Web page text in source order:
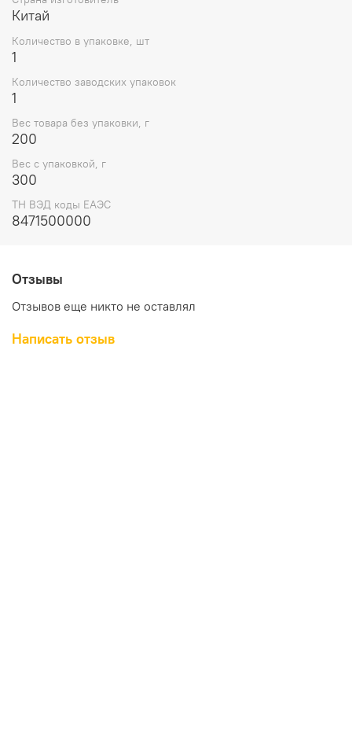
Китай
Количество в упаковке, шт
1
Количество заводских упаковок
1
Вес товара без упаковки, г
200
Вес с упаковкой, г
300
ТН ВЭД коды ЕАЭС
8471500000
Отзывы
Отзывов еще никто не оставлял
Написать отзыв